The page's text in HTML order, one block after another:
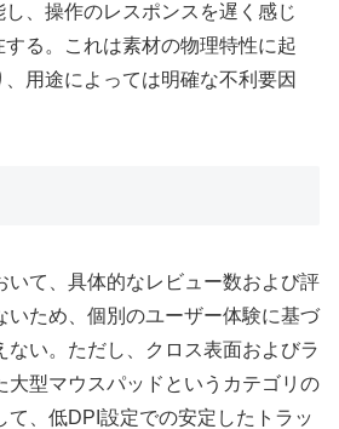
、操作のレスポンスを遅く感じ
する。これは素材の物理特性に起
用途によっては明確な不利要因
いて、具体的なレビュー数および評
いため、個別のユーザー体験に基づ
ない。ただし、クロス表面およびラ
大型マウスパッドというカテゴリの
て、低DPI設定での安定したトラッ